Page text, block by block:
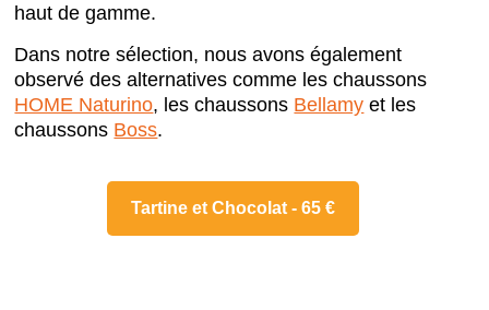
haut de gamme.
Dans notre sélection, nous avons également
observé des alternatives comme les chaussons
HOME Naturino, les chaussons Bellamy et les
chaussons Boss.
Tartine et Chocolat - 65 €